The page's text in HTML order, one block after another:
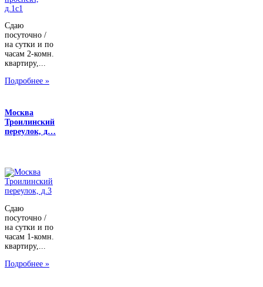
Сдаю
посуточно /
на сутки и по
часам 2-комн.
квартиру,...
Подробнее »
Москва
Троилинский
переулок, д…
Сдаю
посуточно /
на сутки и по
часам 1-комн.
квартиру,...
Подробнее »